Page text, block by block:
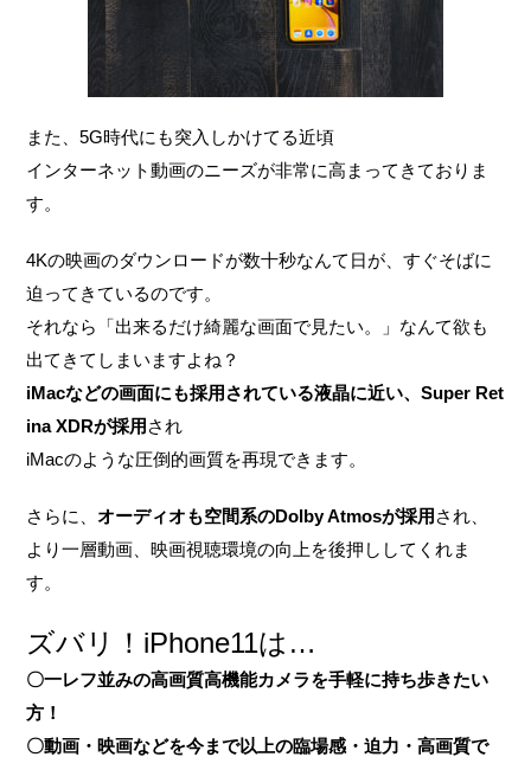
また、5G時代にも突入しかけてる近頃
インターネット動画のニーズが非常に高まってきておりま
す。
4Kの映画のダウンロードが数十秒なんて日が、すぐそばに
迫ってきているのです。
それなら「出来るだけ綺麗な画面で見たい。」なんて欲も
出てきてしまいますよね？
iMacなどの画面にも採用されている液晶に近い、Super Ret
ina XDRが採用 され
iMacのような圧倒的画質を再現できます。
さらに、オーディオも空間系のDolby Atmosが採用 され、
より一層動画、映画視聴環境の向上を後押ししてくれま
す。
ズバリ！iPhone11は…
〇一レフ並みの高画質高機能カメラを手軽に持ち歩きたい
方！
〇動画・映画などを今まで以上の臨場感・迫力・高画質で